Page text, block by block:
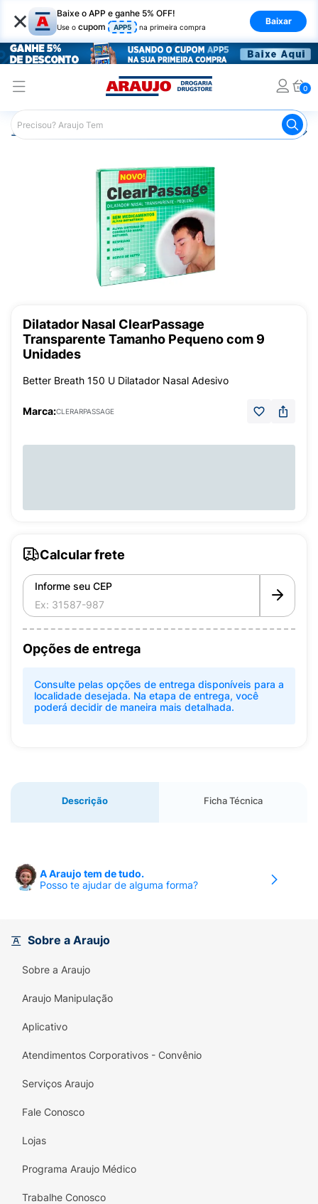
× Baixe o APP e ganhe 5% OFF!
Use o cupom APP5 na primeira compra
Baixar
0
Araujo Saúde e Bem Estar Aparelhos de Respiração
Dilatador Nasal ClearPassage
Transparente Tamanho Pequeno com 9
Unidades
Better Breath 150 U Dilatador Nasal Adesivo
Marca:CLERARPASSAGE
Calcular frete
Informe seu CEP
Opções de entrega
Consulte pelas opções de entrega disponíveis para a
localidade desejada. Na etapa de entrega, você
poderá decidir de maneira mais detalhada.
Descrição Ficha Técnica
A Araujo tem de tudo.
Posso te ajudar de alguma forma?
Sobre a Araujo
Sobre a Araujo
Araujo Manipulação
Aplicativo
Atendimentos Corporativos - Convênio
Serviços Araujo
Fale Conosco
Lojas
Programa Araujo Médico
Trabalhe Conosco